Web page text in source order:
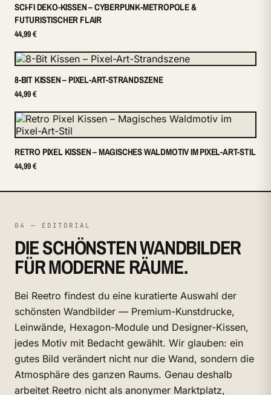
SCI-FI DEKO-KISSEN – CYBERPUNK-METROPOLE &
FUTURISTISCHER FLAIR
44,99 €
8-BIT KISSEN – PIXEL-ART-STRANDSZENE
44,99 €
RETRO PIXEL KISSEN – MAGISCHES WALDMOTIV IM PIXEL-ART-STIL
44,99 €
04 — EDITORIAL
DIE SCHÖNSTEN WANDBILDER
FÜR MODERNE RÄUME.
Bei Reetro findest du eine kuratierte Auswahl der
schönsten Wandbilder — Premium-Kunstdrucke,
Leinwände, Hexagon-Module und Designer-Kissen,
jedes Motiv mit Bedacht gewählt. Wir glauben: ein
gutes Bild verändert nicht nur die Wand, sondern die
Atmosphäre des ganzen Raums. Genau deshalb
arbeitet Reetro nicht als anonymer Marktplatz,